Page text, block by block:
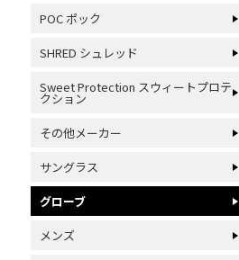
POC ポック
SHRED シュレッド
Sweet Protection スウィートプロテ
クション
その他メーカー
サングラス
グローブ
メンズ